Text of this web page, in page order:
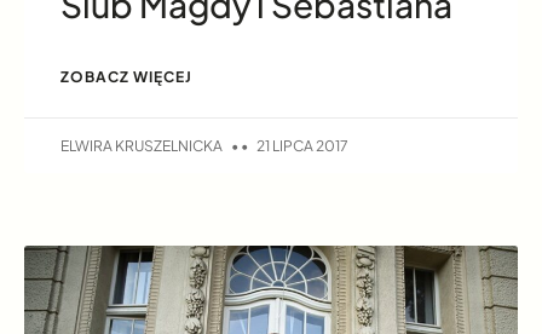
ZOBACZ WIĘCEJ
ELWIRA KRUSZELNICKA 21 LIPCA 2017